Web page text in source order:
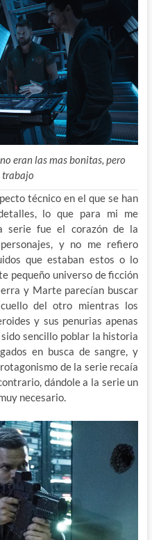
eran las mas bonitas, pero
trabajo
técnico en el que se han
lo que para mi me
serie fue el corazón de la
y no me refiero
que estaban estos o lo
pequeño universo de ficción
y Marte parecían buscar
del otro mientras los
y sus penurias apenas
sencillo poblar la historia
en busca de sangre, y
de la serie recaía
dándole a la serie un
necesario.